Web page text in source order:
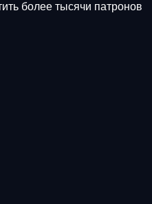
более тысячи патронов